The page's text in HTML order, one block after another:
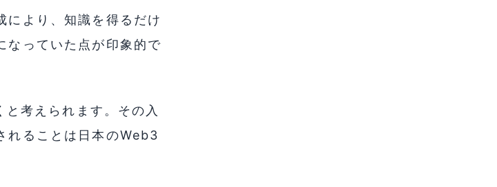
により、知識を得るだけ
なっていた点が印象的で
考えられます。その入
れることは日本のWeb3